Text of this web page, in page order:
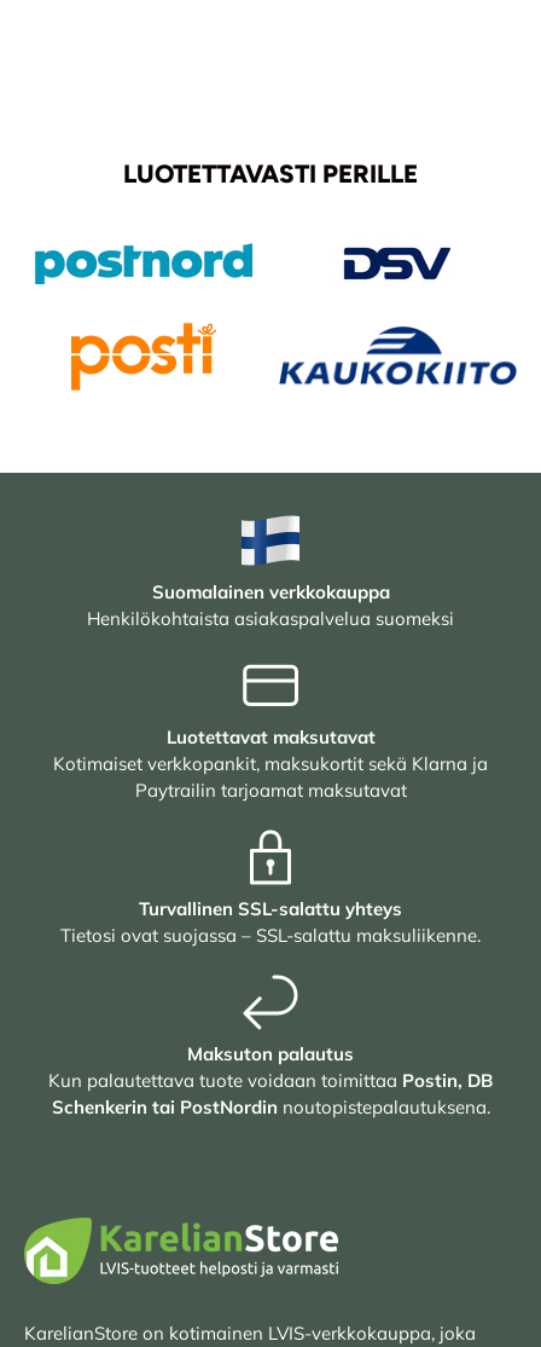
LUOTETTAVASTI PERILLE
Suomalainen verkkokauppa
Henkilökohtaista asiakaspalvelua suomeksi
Luotettavat maksutavat
Kotimaiset verkkopankit, maksukortit sekä Klarna ja
Paytrailin tarjoamat maksutavat
Turvallinen SSL-salattu yhteys
Tietosi ovat suojassa – SSL-salattu maksuliikenne.
Maksuton palautus
Kun palautettava tuote voidaan toimittaa Postin, DB
Schenkerin tai PostNordin noutopistepalautuksena.
KarelianStore on kotimainen LVIS-verkkokauppa, joka